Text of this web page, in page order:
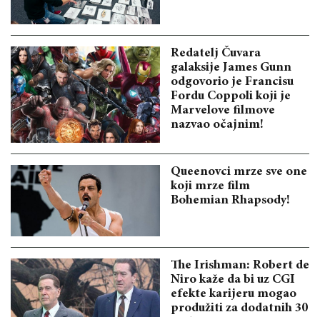
Redatelj Čuvara
galaksije James Gunn
odgovorio je Francisu
Fordu Coppoli koji je
Marvelove filmove
nazvao očajnim!
Queenovci mrze sve one
koji mrze film
Bohemian Rhapsody!
The Irishman: Robert de
Niro kaže da bi uz CGI
efekte karijeru mogao
produžiti za dodatnih 30